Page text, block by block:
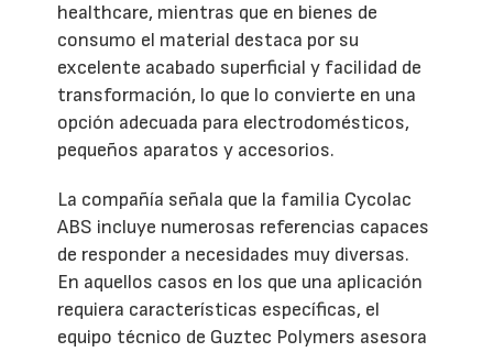
healthcare, mientras que en bienes de
consumo el material destaca por su
excelente acabado superficial y facilidad de
transformación, lo que lo convierte en una
opción adecuada para electrodomésticos,
pequeños aparatos y accesorios.
La compañía señala que la familia Cycolac
ABS incluye numerosas referencias capaces
de responder a necesidades muy diversas.
En aquellos casos en los que una aplicación
requiera características específicas, el
equipo técnico de Guztec Polymers asesora